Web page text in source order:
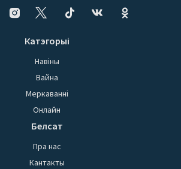
Катэгорыі
Навіны
Вайна
Меркаванні
Онлайн
Белсат
Пра нас
Кантакты